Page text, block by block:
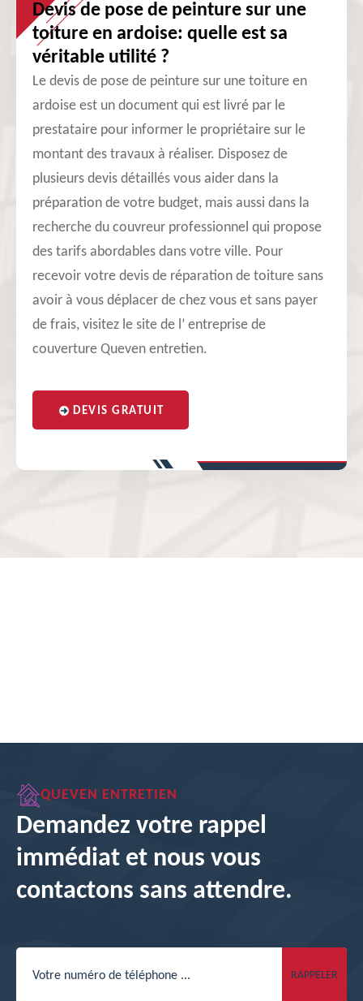
Devis de pose de peinture sur une
toiture en ardoise: quelle est sa
véritable utilité ?
Le devis de pose de peinture sur une toiture en
ardoise est un document qui est livré par le
prestataire pour informer le propriétaire sur le
montant des travaux à réaliser. Disposez de
plusieurs devis détaillés vous aider dans la
préparation de votre budget, mais aussi dans la
recherche du couvreur professionnel qui propose
des tarifs abordables dans votre ville. Pour
recevoir votre devis de réparation de toiture sans
avoir à vous déplacer de chez vous et sans payer
de frais, visitez le site de l’ entreprise de
couverture Queven entretien.
DEVIS GRATUIT
QUEVEN ENTRETIEN
Demandez votre rappel
immédiat et nous vous
contactons sans attendre.